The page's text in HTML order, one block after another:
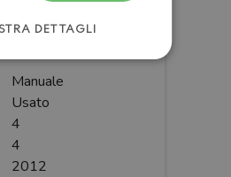
K-YACHT
Manuale
Usato
4
4
2012
DETTAGLI